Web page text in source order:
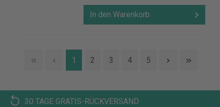
In den Warenkorb
1 2 3 4 5
30 TAGE GRATIS-RÜCKVERSAND